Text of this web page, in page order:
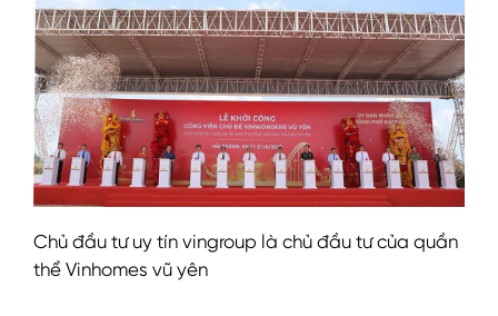
Chủ đầu tư uy tín vingroup là chủ đầu tư của quần
thể Vinhomes vũ yên